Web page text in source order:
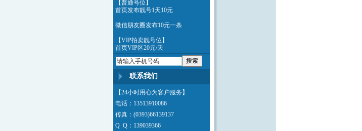
首页发布靓号1天10元
微信朋友圈发布10元一条
【VIP拍卖靓号位】
首页VIP区20元/天
公司所有靓号通过微信确定号码未
出售，交订金200元后带身份证原
件来公司办理过户。
珍藏版1390393绝版靓号专营商...
专业为客户提供中介买卖服务,代
理发布吉祥手机靓号...
联系我们
【24小时用心为客户服务】
电话：13513910086
传真：(0393)66139137
Q Q：139039366